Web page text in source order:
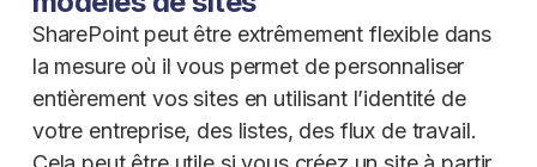
SharePoint peut être extrêmement flexible dans
la mesure où il vous permet de personnaliser
entièrement vos sites en utilisant l’identité de
votre entreprise, des listes, des flux de travail.